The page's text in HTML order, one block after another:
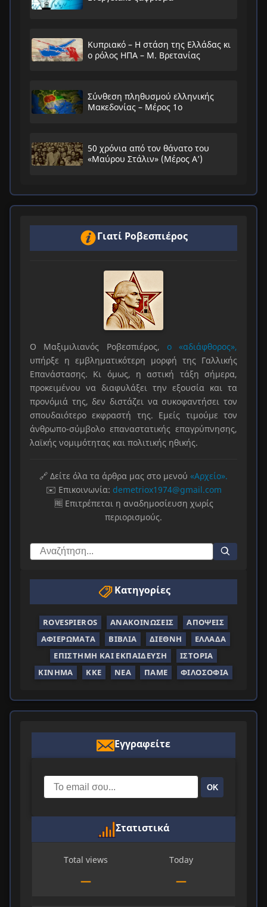
Κυπριακό – Η στάση της Ελλάδας κι
ο ρόλος ΗΠΑ – Μ. Βρετανίας
Σύνθεση πληθυσμού ελληνικής
Μακεδονίας – Μέρος 1ο
50 χρόνια από τον θάνατο του
«Μαύρου Στάλιν» (Μέρος Α’)
Γιατί Ροβεσπιέρος
Ο Μαξιμιλιανός Ροβεσπιέρος, ο «αδιάφθορος»,
υπήρξε η εμβληματικότερη μορφή της Γαλλικής
Επανάστασης. Κι όμως, η αστική τάξη σήμερα,
προκειμένου να διαφυλάξει την εξουσία και τα
προνόμιά της, δεν διστάζει να συκοφαντήσει τον
σπουδαιότερο εκφραστή της. Εμείς τιμούμε τον
άνθρωπο-σύμβολο επαναστατικής επαγρύπνησης,
λαϊκής νομιμότητας και πολιτικής ηθικής.
🔗 Δείτε όλα τα άρθρα μας στο μενού «Αρχείο».
✉️ Επικοινωνία: demetriox1974@gmail.com
🆓 Επιτρέπεται η αναδημοσίευση χωρίς
περιορισμούς.
Κατηγορίες
ROVESPIEROS ΑΝΑΚΟΙΝΏΣΕΙΣ
ΑΠΌΨΕΙΣ
ΑΦΙΕΡΏΜΑΤΑ
ΒΙΒΛΊΑ ΔΙΕΘΝΉ
ΕΛΛΆΔΑ
ΕΠΙΣΤΉΜΗ ΚΑΙ ΕΚΠΑΊΔΕΥΣΗ
ΙΣΤΟΡΊΑ
ΚΊΝΗΜΑ
ΚΚΕ ΝΈΑ ΠΑΜΕ ΦΙΛΟΣΟΦΊΑ
Εγγραφείτε
ΟΚ
Στατιστικά
Total views
—
Today
—